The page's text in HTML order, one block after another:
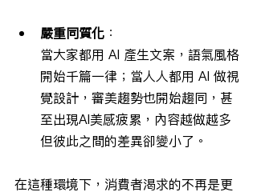
嚴重同質化 ：
當大家都用 AI 產生文案，語氣風格
開始千篇一律；當人人都用 AI 做視
覺設計，審美趨勢也開始趨同，甚
至出現AI美感疲累，內容越做越多
但彼此之間的差異卻變小了。
在這種環境下，消費者渴求的不再是更